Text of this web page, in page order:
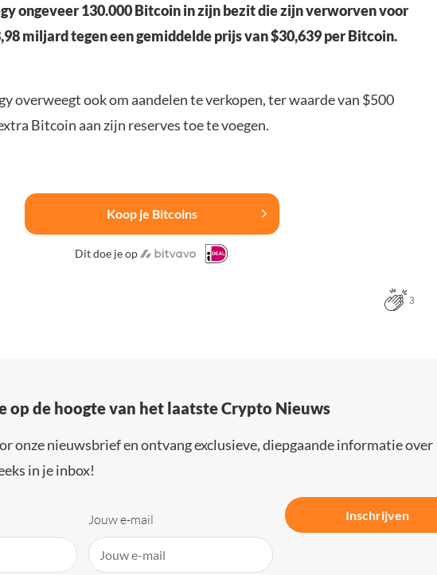
ongeveer 130.000 Bitcoin in zijn bezit die zijn verworven voor
miljard tegen een gemiddelde prijs van $30,639 per Bitcoin.
overweegt ook om aandelen te verkopen, ter waarde van $500
Bitcoin aan zijn reserves toe te voegen.
Koop je Bitcoins
Dit doe je op
3
op de hoogte van het laatste Crypto Nieuws
onze nieuwsbrief en ontvang exclusieve, diepgaande informatie over
in je inbox!
Jouw e-mail Inschrijven